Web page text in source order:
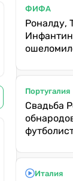
ФИФА
Роналду,
Португалия
Свадьба
Италия